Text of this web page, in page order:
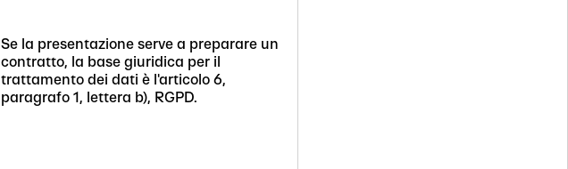
Se la presentazione serve a preparare un
contratto, la base giuridica per il
trattamento dei dati è l'articolo 6,
paragrafo 1, lettera b), RGPD.